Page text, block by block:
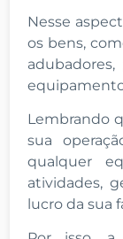
Nesse
os bens,
Lembrando
sua
qualquer
atividades,
lucro da sua